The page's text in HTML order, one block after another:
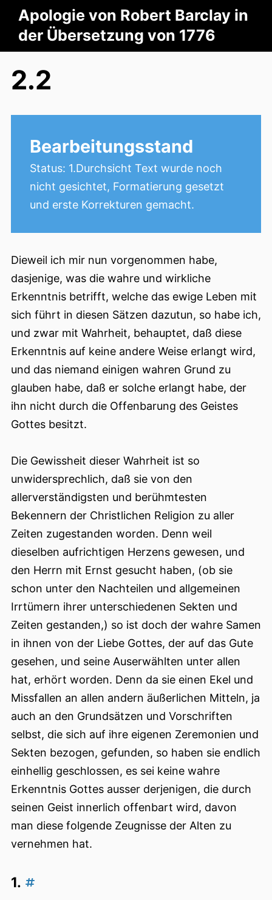
Apologie von Robert Barclay in
der Übersetzung von 1776
2.2
Bearbeitungsstand
Status: 1.Durchsicht Text wurde noch
nicht gesichtet, Formatierung gesetzt
und erste Korrekturen gemacht.
Dieweil ich mir nun vorgenommen habe,
dasjenige, was die wahre und wirkliche
Erkenntnis betrifft, welche das ewige Leben mit
sich führt in diesen Sätzen dazutun, so habe ich,
und zwar mit Wahrheit, behauptet, daß diese
Erkenntnis auf keine andere Weise erlangt wird,
und das niemand einigen wahren Grund zu
glauben habe, daß er solche erlangt habe, der
ihn nicht durch die Offenbarung des Geistes
Gottes besitzt.
Die Gewissheit dieser Wahrheit ist so
unwidersprechlich, daß sie von den
allerverständigsten und berühmtesten
Bekennern der Christlichen Religion zu aller
Zeiten zugestanden worden. Denn weil
dieselben aufrichtigen Herzens gewesen, und
den Herrn mit Ernst gesucht haben, (ob sie
schon unter den Nachteilen und allgemeinen
Irrtümern ihrer unterschiedenen Sekten und
Zeiten gestanden,) so ist doch der wahre Samen
in ihnen von der Liebe Gottes, der auf das Gute
gesehen, und seine Auserwählten unter allen
hat, erhört worden. Denn da sie einen Ekel und
Missfallen an allen andern äußerlichen Mitteln, ja
auch an den Grundsätzen und Vorschriften
selbst, die sich auf ihre eigenen Zeremonien und
Sekten bezogen, gefunden, so haben sie endlich
einhellig geschlossen, es sei keine wahre
Erkenntnis Gottes ausser derjenigen, die durch
seinen Geist innerlich offenbart wird, davon
man diese folgende Zeugnisse der Alten zu
vernehmen hat.
1.